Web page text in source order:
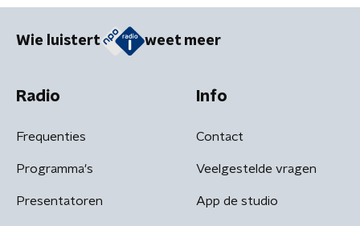
Wie luistert weet meer
Radio
Frequenties
Programma's
Presentatoren
Info
Contact
Veelgestelde vragen
App de studio